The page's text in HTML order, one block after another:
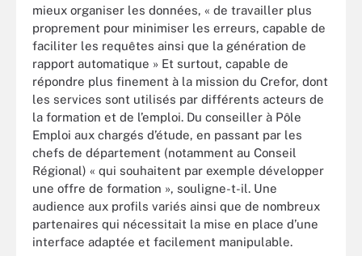
mieux organiser les données, « de travailler plus
proprement pour minimiser les erreurs, capable de
faciliter les requêtes ainsi que la génération de
rapport automatique » Et surtout, capable de
répondre plus finement à la mission du Crefor, dont
les services sont utilisés par différents acteurs de
la formation et de l’emploi. Du conseiller à Pôle
Emploi aux chargés d’étude, en passant par les
chefs de département (notamment au Conseil
Régional) « qui souhaitent par exemple développer
une offre de formation », souligne-t-il. Une
audience aux profils variés ainsi que de nombreux
partenaires qui nécessitait la mise en place d’une
interface adaptée et facilement manipulable.